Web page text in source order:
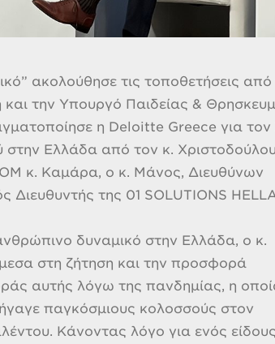
ακολούθησε τις τοποθετήσεις από
την Υπουργό Παιδείας &
η Deloitte Greece για
στην Ελλάδα από τον κ.
κ. Καμάρα, ο κ. Μάνος, Διευθύνων
της 01 SOLUTIONS
δυναμικό στην Ελλάδα, ο κ.
στη ζήτηση και την προσφορά
αυτής λόγω της πανδημίας, η
παγκόσμιους κολοσσούς στον
Κάνοντας λόγο για ενός είδους